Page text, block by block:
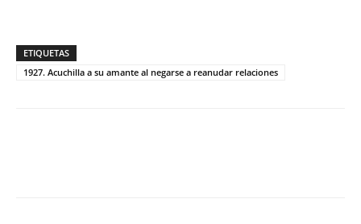
ETIQUETAS
1927. Acuchilla a su amante al negarse a reanudar relaciones